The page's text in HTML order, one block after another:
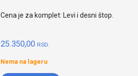
Cena je za komplet: Levi i desni štop.
25.350,00 RSD.
Nema na lageru